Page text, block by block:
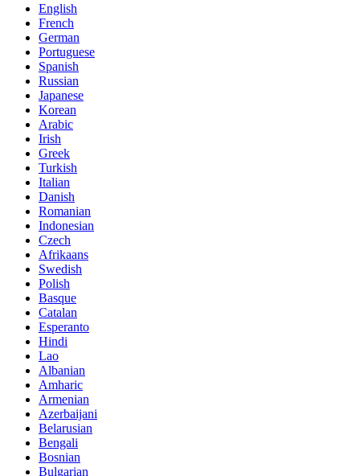
English
French
German
Portuguese
Spanish
Russian
Japanese
Korean
Arabic
Irish
Greek
Turkish
Italian
Danish
Romanian
Indonesian
Czech
Afrikaans
Swedish
Polish
Basque
Catalan
Esperanto
Hindi
Lao
Albanian
Amharic
Armenian
Azerbaijani
Belarusian
Bengali
Bosnian
Bulgarian